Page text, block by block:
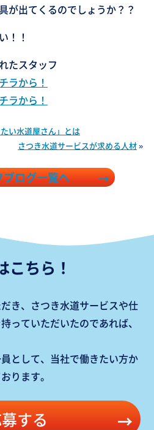
が出てくるのでしょうか？？
！！
たスタッフ
ラから！
ラから！
い水道屋さん」とは
さつき水道サービスが求める人材»
ログ一覧へ
こちら！
き、 さつき水道サービスや仕
っていただいたのであれば、
として、当社で働きたい方か
ります。
する